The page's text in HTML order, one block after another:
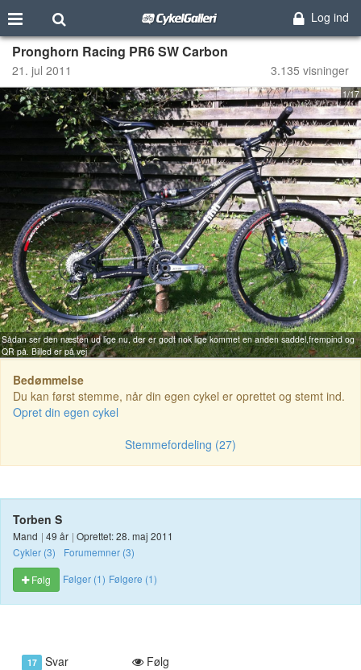
Log ind
Pronghorn Racing PR6 SW Carbon
21. jul 2011 3.135 visninger
1/17
Sådan ser den næsten ud lige nu, der er godt nok lige kommet en anden saddel,frempind og
QR på. Billed er på vej
Bedømmelse
Du kan først stemme, når din egen cykel er oprettet og stemt ind.
Opret din egen cykel
Stemmefordeling (27)
Torben S
Mand | 49 år | Oprettet: 28. maj 2011
Cykler (3)
Forumemner (3)
Følg
Følger (1) Følgere (1)
17 Svar Følg